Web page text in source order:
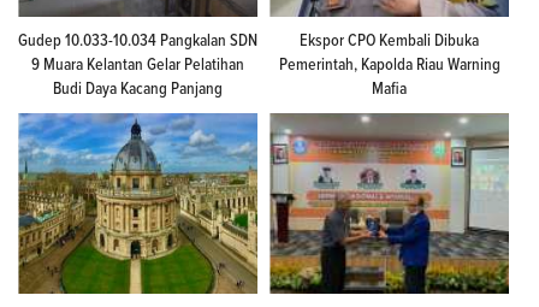
Gudep 10.033-10.034 Pangkalan SDN
9 Muara Kelantan Gelar Pelatihan
Budi Daya Kacang Panjang
Ekspor CPO Kembali Dibuka
Pemerintah, Kapolda Riau Warning
Mafia